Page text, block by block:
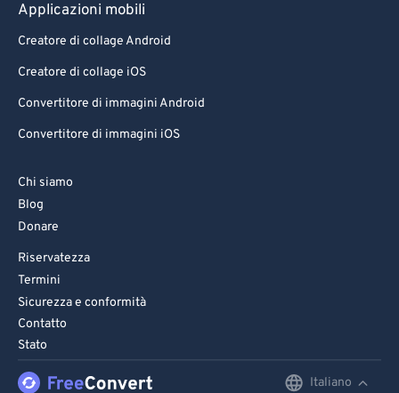
Applicazioni mobili
Creatore di collage Android
Creatore di collage iOS
Convertitore di immagini Android
Convertitore di immagini iOS
Chi siamo
Blog
Donare
Riservatezza
Termini
Sicurezza e conformità
Contatto
Stato
Italiano